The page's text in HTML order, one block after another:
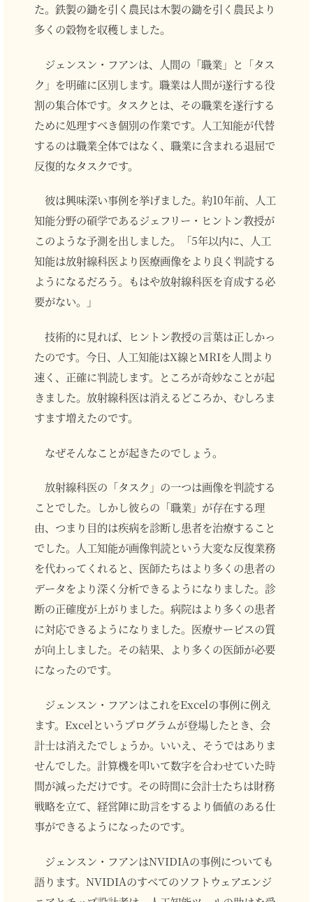
た。鉄製の鋤を引く農民は木製の鋤を引く農民より
多くの穀物を収穫しました。
ジェンスン・フアンは、人間の「職業」と「タス
ク」を明確に区別します。職業は人間が遂行する役
割の集合体です。タスクとは、その職業を遂行する
ために処理すべき個別の作業です。人工知能が代替
するのは職業全体ではなく、職業に含まれる退屈で
反復的なタスクです。
彼は興味深い事例を挙げました。約10年前、人工
知能分野の碩学であるジェフリー・ヒントン教授が
このような予測を出しました。「5年以内に、人工
知能は放射線科医より医療画像をより良く判読する
ようになるだろう。もはや放射線科医を育成する必
要がない。」
技術的に見れば、ヒントン教授の言葉は正しかっ
たのです。今日、人工知能はX線とMRIを人間より
速く、正確に判読します。ところが奇妙なことが起
きました。放射線科医は消えるどころか、むしろま
すます増えたのです。
なぜそんなことが起きたのでしょう。
放射線科医の「タスク」の一つは画像を判読する
ことでした。しかし彼らの「職業」が存在する理
由、つまり目的は疾病を診断し患者を治療すること
でした。人工知能が画像判読という大変な反復業務
を代わってくれると、医師たちはより多くの患者の
データをより深く分析できるようになりました。診
断の正確度が上がりました。病院はより多くの患者
に対応できるようになりました。医療サービスの質
が向上しました。その結果、より多くの医師が必要
になったのです。
ジェンスン・フアンはこれをExcelの事例に例え
ます。Excelというプログラムが登場したとき、会
計士は消えたでしょうか。いいえ、そうではありま
せんでした。計算機を叩いて数字を合わせていた時
間が減っただけです。その時間に会計士たちは財務
戦略を立て、経営陣に助言をするより価値のある仕
事ができるようになったのです。
ジェンスン・フアンはNVIDIAの事例についても
語ります。NVIDIAのすべてのソフトウェアエンジ